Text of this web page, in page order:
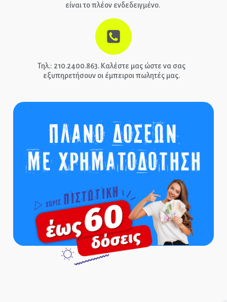
ΝΤΥΜΕΝΑ ΚΑΙ
ΜΕΤΑΛΛΙΚΑ
ΤΗΛ.: 210-2400-863
EPIPLEON
είναι το πλέον ενδεδειγμένο.
Τηλ.: 210.2400.863. Καλέστε μας ώστε να σας
εξυπηρετήσουν οι έμπειροι πωλητές μας.